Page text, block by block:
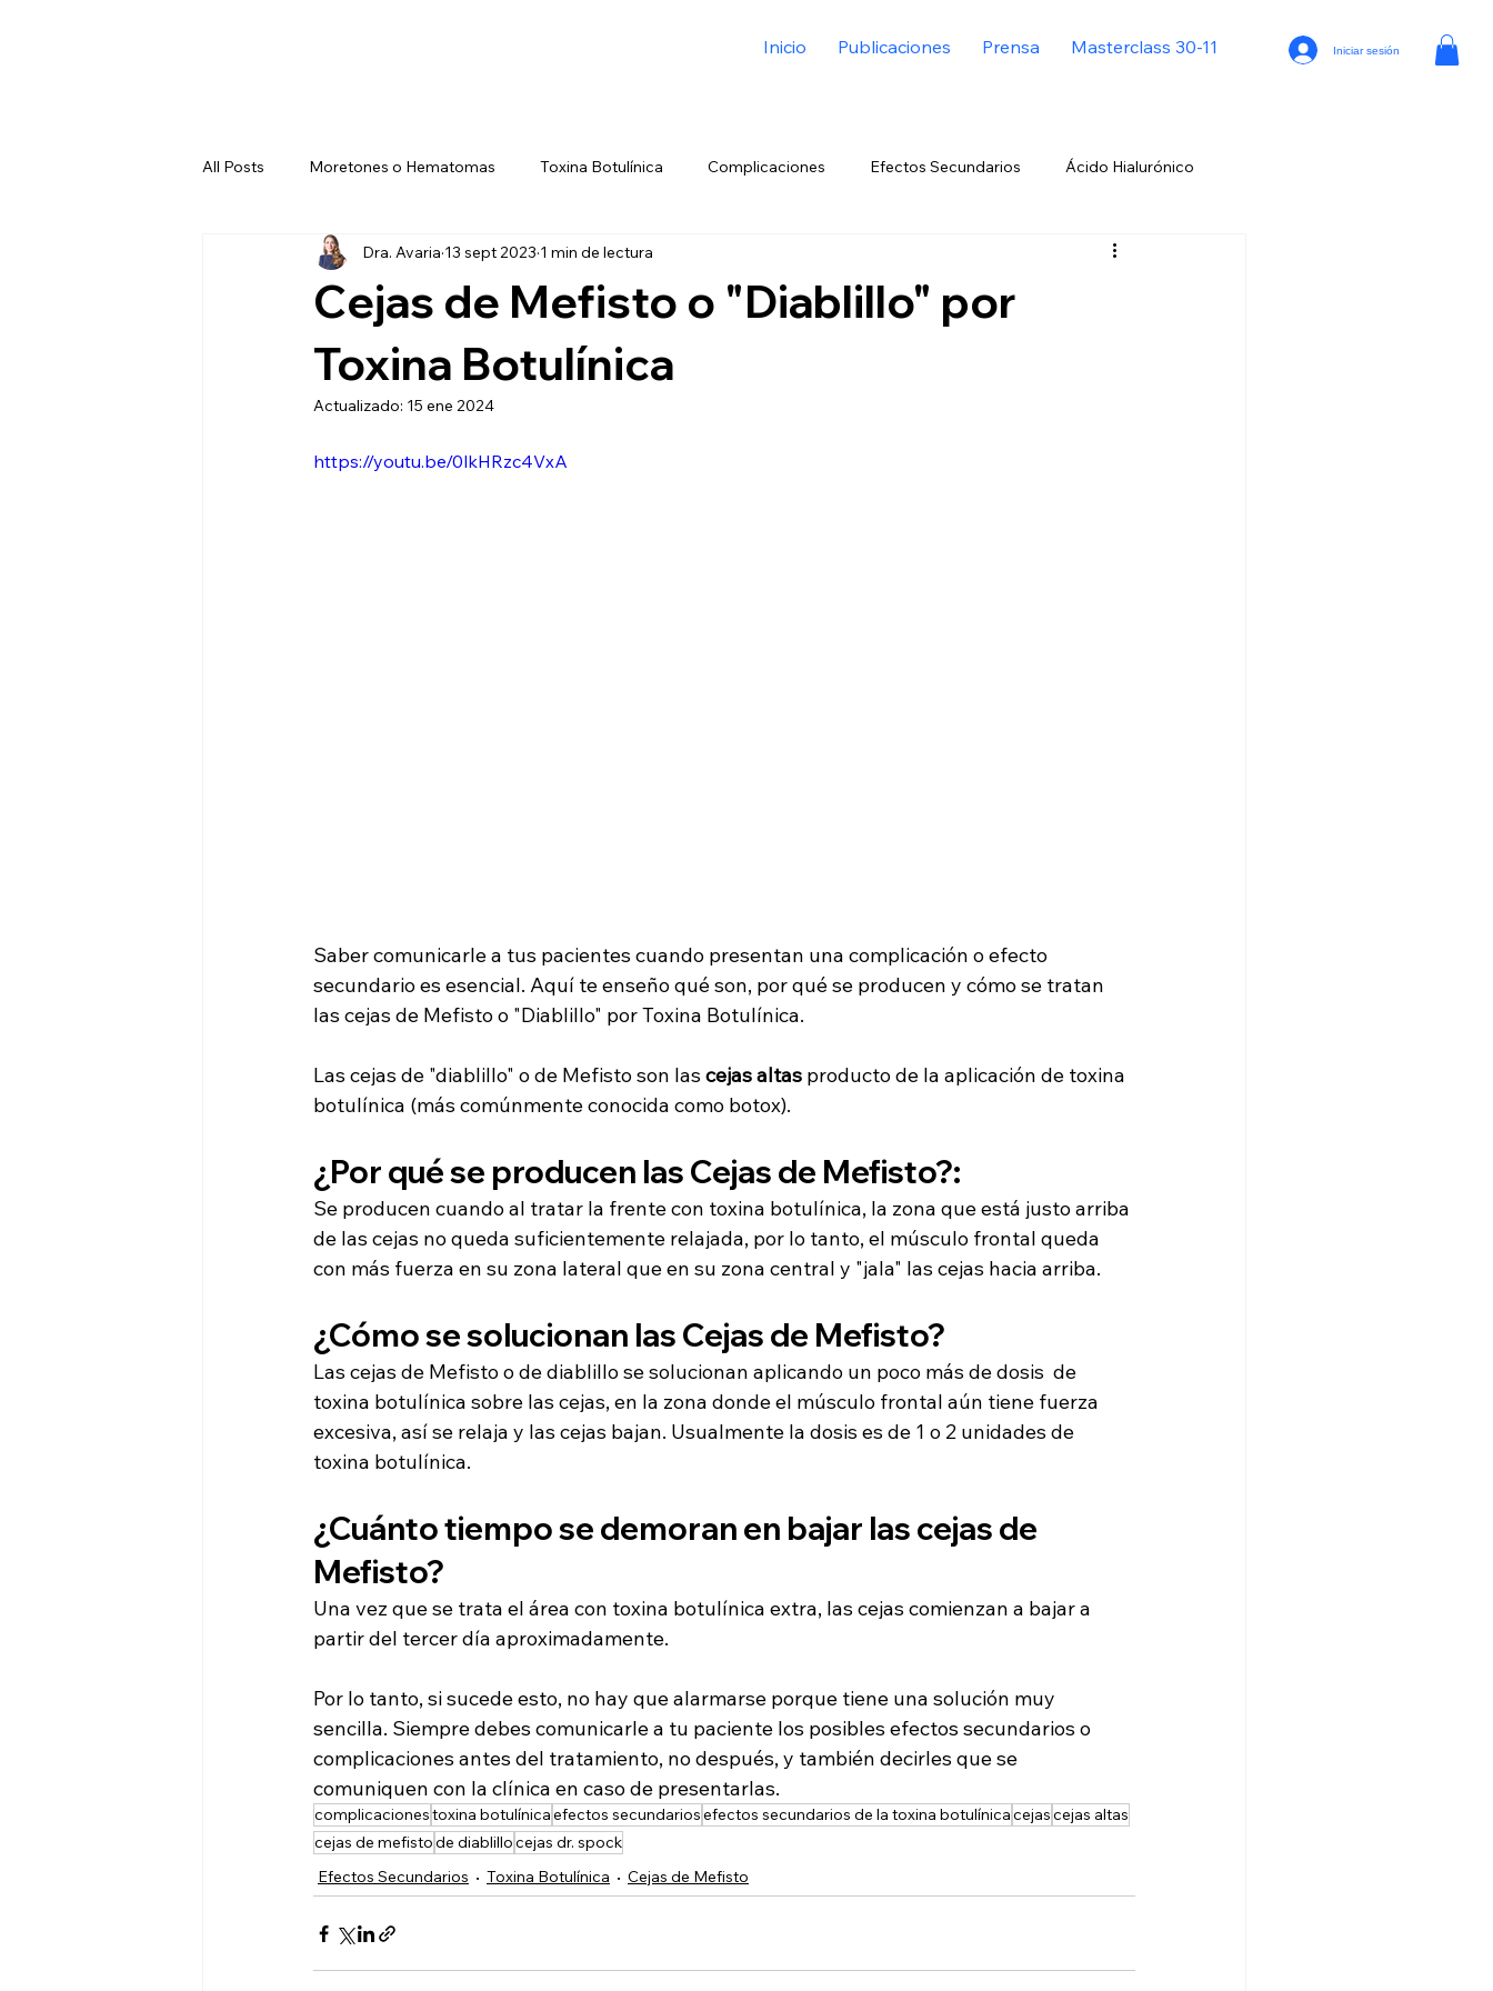
Inicio Publicaciones Prensa Masterclass 30-11 Iniciar sesión
All Posts Moretones o Hematomas Toxina Botulínica Complicaciones Efectos Secundarios Ácido Hialurónico
Granuloma Efecto Tyndall Isquemia Virus Herpes Simple
Asimetría de Cejas Edema Ojeras Hipersensibilidad
Cejas de Mefisto o "Diablillo" por
Toxina Botulínica
Dra. Avaria 13 sept 2023 1 min de lectura
Actualizado: 15 ene 2024
https://youtu.be/0lkHRzc4VxA
Saber comunicarle a tus pacientes cuando presentan una complicación o efecto
secundario es esencial. Aquí te enseño qué son, por qué se producen y cómo se tratan
las cejas de Mefisto o "Diablillo" por Toxina Botulínica.
Las cejas de "diablillo" o de Mefisto son las cejas altas producto de la aplicación de toxina
botulínica (más comúnmente conocida como botox).
¿Por qué se producen las Cejas de Mefisto?:
Se producen cuando al tratar la frente con toxina botulínica, la zona que está justo arriba
de las cejas no queda suficientemente relajada, por lo tanto, el músculo frontal queda
con más fuerza en su zona lateral que en su zona central y "jala" las cejas hacia arriba.
¿Cómo se solucionan las Cejas de Mefisto?
Las cejas de Mefisto o de diablillo se solucionan aplicando un poco más de dosis  de
toxina botulínica sobre las cejas, en la zona donde el músculo frontal aún tiene fuerza
excesiva, así se relaja y las cejas bajan. Usualmente la dosis es de 1 o 2 unidades de
toxina botulínica.
¿Cuánto tiempo se demoran en bajar las cejas de
Mefisto?
Una vez que se trata el área con toxina botulínica extra, las cejas comienzan a bajar a
partir del tercer día aproximadamente.
Por lo tanto, si sucede esto, no hay que alarmarse porque tiene una solución muy
sencilla. Siempre debes comunicarle a tu paciente los posibles efectos secundarios o
complicaciones antes del tratamiento, no después, y también decirles que se
comuniquen con la clínica en caso de presentarlas.
complicacionestoxina botulínicaefectos secundariosefectos secundarios de la toxina botulínicacejascejas altas
cejas de mefistode diablillocejas dr. spock
Efectos Secundarios
Toxina Botulínica Cejas de Mefisto